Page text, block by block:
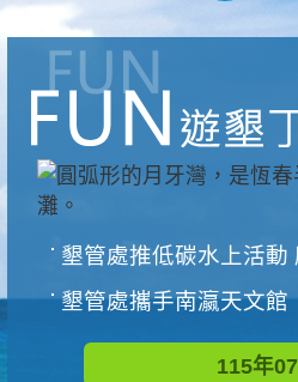
墾管處推低碳水上活動 應
墾管處攜手南瀛天文館 打
115年07